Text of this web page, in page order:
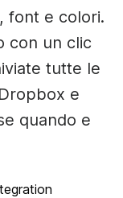
font e colori.
con un clic
tutte le
e
quando e